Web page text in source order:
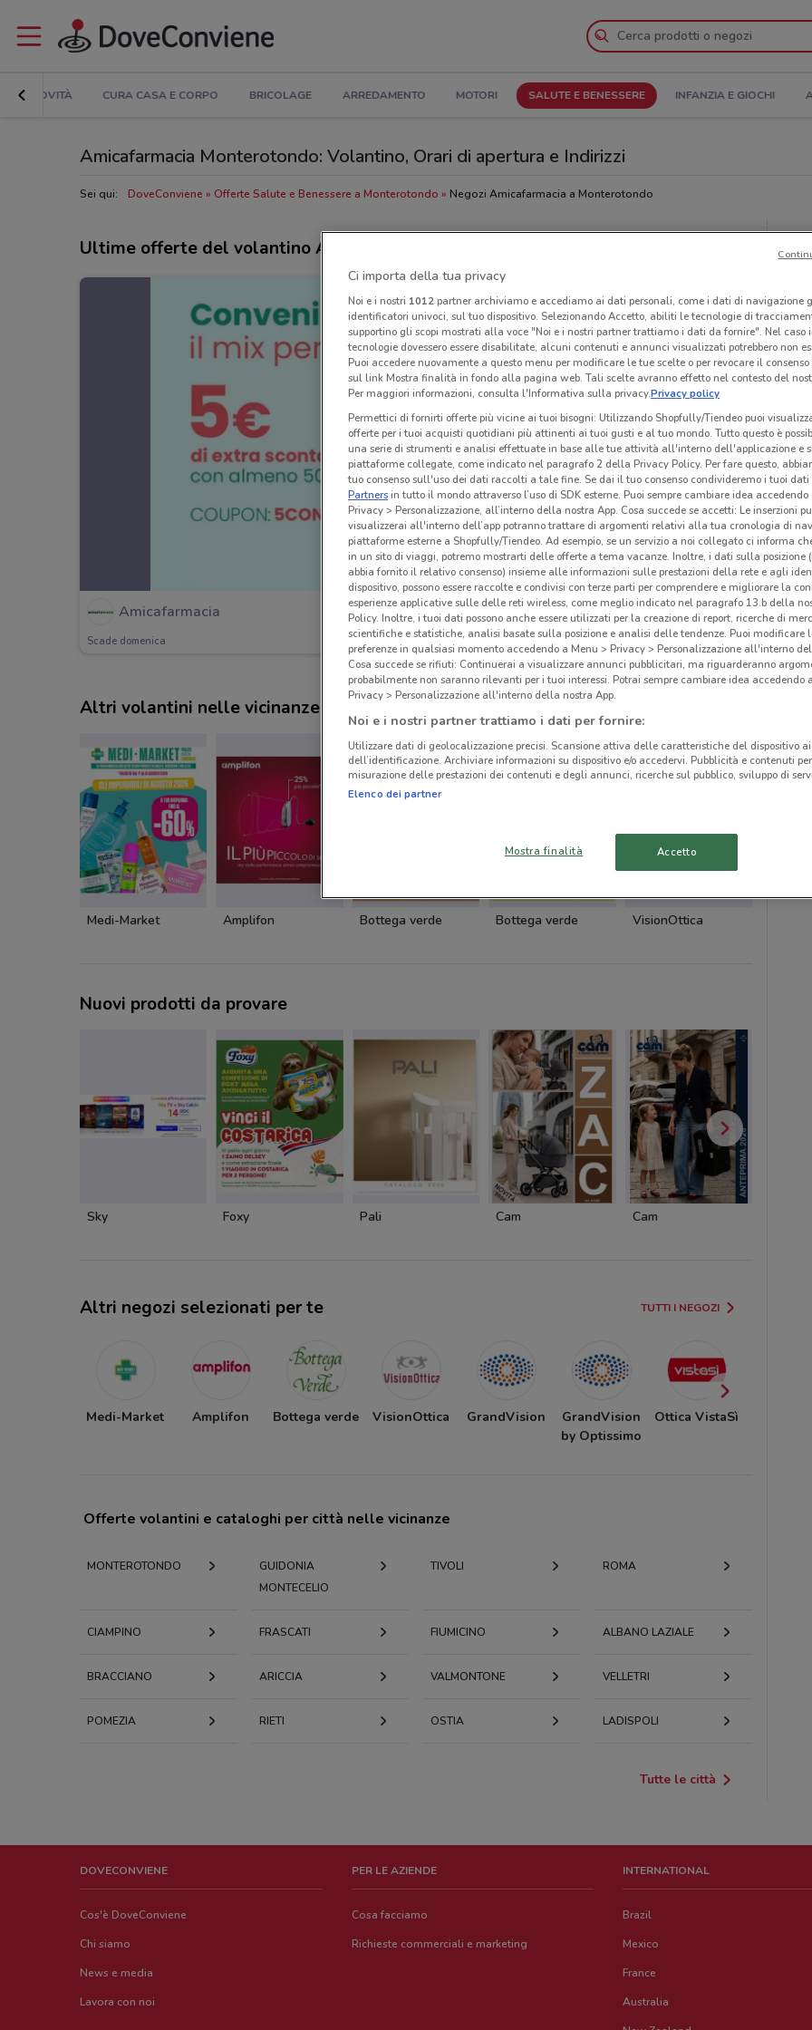
NOVITÀ CURA CASA E CORPO BRICOLAGE ARREDAMENTO MOTORI SALUTE E BENESSERE INFANZIA E GIOCHI
Amicafarmacia Monterotondo: Volantino, Orari di apertura e Indirizzi
Sei qui: DoveConviene Offerte Salute e Benessere a Monterotondo Negozi Amicafarmacia a Monterotondo
Ultime offerte del volantino Amicafarmacia
Amicafarmacia
Scade domenica
Altri volantini nelle vicinanze
Medi-Market Amplifon Bottega verde Bottega verde VisionOttica
Nuovi prodotti da provare
Sky Foxy Pali Cam Cam
Altri negozi selezionati per te TUTTI I NEGOZI
Medi-Market Amplifon Bottega verde VisionOttica GrandVision
GrandVision
by Optissimo
Ottica VistaSì
Offerte volantini e cataloghi per città nelle vicinanze
MONTEROTONDO
GUIDONIA
MONTECELIO
TIVOLI ROMA
CIAMPINO FRASCATI FIUMICINO ALBANO LAZIALE
BRACCIANO ARICCIA VALMONTONE VELLETRI
POMEZIA RIETI OSTIA LADISPOLI
Tutte le città
DOVECONVIENE
Cos'è DoveConviene
Chi siamo
News e media
Lavora con noi
PER LE AZIENDE
Cosa facciamo
Richieste commerciali e marketing
INTERNATIONAL
Brazil
Mexico
France
Australia
Ci importa della tua privacy
Noi e i nostri 1012partner archiviamo e accediamo ai dati personali, come i dati di navigazione
identificatori univoci, sul tuo dispositivo. Selezionando Accetto, abiliti le tecnologie di
supportino gli scopi mostrati alla voce "Noi e i nostri partner trattiamo i dati da fornire". Nel caso
tecnologie dovessero essere disabilitate, alcuni contenuti e annunci visualizzati potrebbero non
Puoi accedere nuovamente a questo menu per modificare le tue scelte o per revocare il
sul link Mostra finalità in fondo alla pagina web. Tali scelte avranno effetto nel contesto del
Per maggiori informazioni, consulta l'Informativa sulla privacy.Privacy policy
Permettici di fornirti offerte più vicine ai tuoi bisogni: Utilizzando Shopfully/Tiendeo puoi
offerte per i tuoi acquisti quotidiani più attinenti ai tuoi gusti e al tuo mondo. Tutto questo è
una serie di strumenti e analisi effettuate in base alle tue attività all'interno dell'applicazione e
piattaforme collegate, come indicato nel paragrafo 2 della Privacy Policy. Per fare questo,
tuo consenso sull'uso dei dati raccolti a tale fine. Se dai il tuo consenso condivideremo i tuoi dati
Partnersin tutto il mondo attraverso l’uso di SDK esterne. Puoi sempre cambiare idea accedendo
Privacy > Personalizzazione, all’interno della nostra App. Cosa succede se accetti: Le inserzioni
visualizzerai all'interno dell’app potranno trattare di argomenti relativi alla tua cronologia di
piattaforme esterne a Shopfully/Tiendeo. Ad esempio, se un servizio a noi collegato ci informa
in un sito di viaggi, potremo mostrarti delle offerte a tema vacanze. Inoltre, i dati sulla posizione
abbia fornito il relativo consenso) insieme alle informazioni sulle prestazioni della rete e agli
dispositivo, possono essere raccolte e condivisi con terze parti per comprendere e migliorare la
esperienze applicative sulle delle reti wireless, come meglio indicato nel paragrafo 13.b della
Policy. Inoltre, i tuoi dati possono anche essere utilizzati per la creazione di report, ricerche di
scientifiche e statistiche, analisi basate sulla posizione e analisi delle tendenze. Puoi modificare
preferenze in qualsiasi momento accedendo a Menu > Privacy > Personalizzazione all'interno
Cosa succede se rifiuti: Continuerai a visualizzare annunci pubblicitari, ma riguarderanno
probabilmente non saranno rilevanti per i tuoi interessi. Potrai sempre cambiare idea accedendo
Privacy > Personalizzazione all'interno della nostra App.
Noi e i nostri partner trattiamo i dati per fornire:
Utilizzare dati di geolocalizzazione precisi. Scansione attiva delle caratteristiche del dispositivo
dell’identificazione. Archiviare informazioni su dispositivo e/o accedervi. Pubblicità e contenuti
misurazione delle prestazioni dei contenuti e degli annunci, ricerche sul pubblico, sviluppo di
Elenco dei partner
Mostra finalità Accetto